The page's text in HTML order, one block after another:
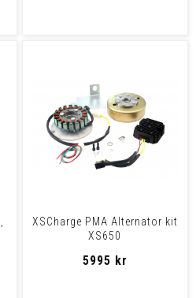
XSCharge PMA Alternator kit
XS650
5995 kr